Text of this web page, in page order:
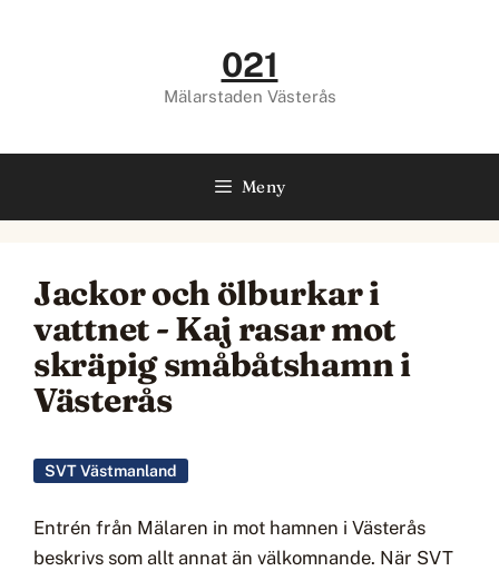
021
Mälarstaden Västerås
Meny
Jackor och ölburkar i
vattnet - Kaj rasar mot
skräpig småbåtshamn i
Västerås
SVT Västmanland
Entrén från Mälaren in mot hamnen i Västerås
beskrivs som allt annat än välkomnande. När SVT